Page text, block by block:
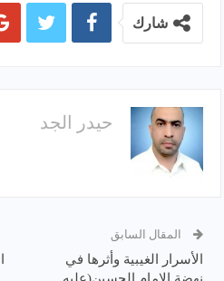
شارك
حيدر الجد
المقال السابق
الأسرار الغيبية وأثرها في